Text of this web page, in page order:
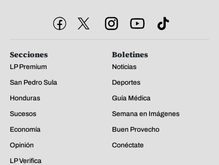
Secciones
LP Premium
San Pedro Sula
Honduras
Sucesos
Economía
Opinión
LP Verifica
Boletines
Noticias
Deportes
Guía Médica
Semana en Imágenes
Buen Provecho
Conéctate